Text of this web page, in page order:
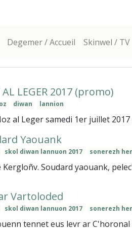
Degemer / Accueil Skinwel / TV
AL LEGER 2017 (promo)
diwan lannion
al Leger samedi 1er juillet
Yaouank
skol diwan lannuon 2017 sonerezh
Kergloñv. Soudard yaouank,
Vartoloded
skol diwan lannuon 2017 sonerezh
tennet eus levr ar